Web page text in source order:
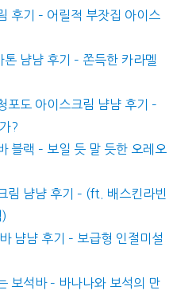
후기 – 어릴적 부잣집 아이스
톤 냠냠 후기 – 쫀득한 카라멜
포도 아이스크림 냠냠 후기 –
?
블랙 – 보일 듯 말 듯한 오레오
림 냠냠 후기 – (ft. 배스킨라빈
냠냠 후기 – 보급형 인절미설
보석바 – 바나나와 보석의 만